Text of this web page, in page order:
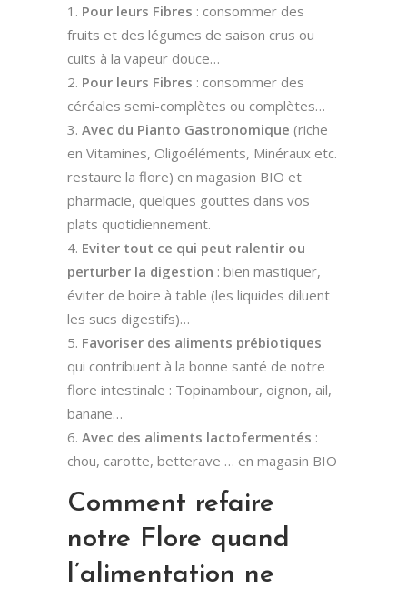
Pour leurs Fibres : consommer des
fruits et des légumes de saison crus ou
cuits à la vapeur douce…
Pour leurs Fibres : consommer des
céréales semi-complètes ou complètes…
Avec du Pianto Gastronomique (riche
en Vitamines, Oligoéléments, Minéraux etc.
restaure la flore) en magasion BIO et
pharmacie, quelques gouttes dans vos
plats quotidiennement.
Eviter tout ce qui peut ralentir ou
perturber la digestion : bien mastiquer,
éviter de boire à table (les liquides diluent
les sucs digestifs)…
Favoriser des aliments prébiotiques
qui contribuent à la bonne santé de notre
flore intestinale : Topinambour, oignon, ail,
banane…
Avec des aliments lactofermentés :
chou, carotte, betterave … en magasin BIO
Comment refaire
notre Flore quand
l’alimentation ne